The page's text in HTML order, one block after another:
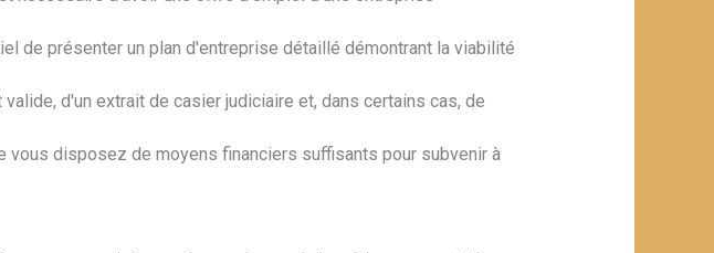
de présenter un plan d'entreprise détaillé démontrant la viabilité
d'un extrait de casier judiciaire et, dans certains cas, de
vous disposez de moyens financiers suffisants pour subvenir à